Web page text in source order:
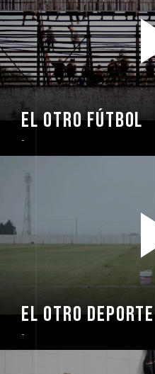
EL OTRO FÚTBOL
-
EL OTRO DEPORTE
-